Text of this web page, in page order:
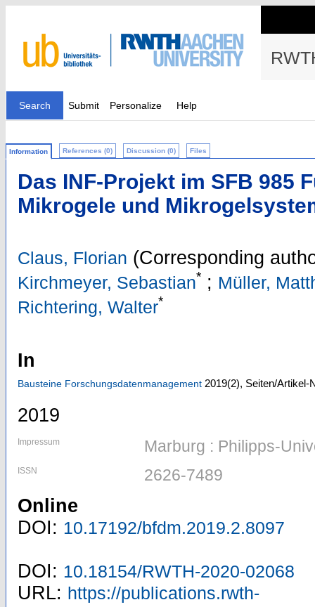
Search Submit Personalize Help
Information References (0) Discussion (0) Files
Das INF-Projekt im SFB 985
Mikrogele und
Claus, Florian (Corresponding
Kirchmeyer, Sebastian* ; Müller,
Richtering, Walter*
In
Bausteine Forschungsdatenmanagement 2019(2), Seiten/Artikel-
2019
Impressum Marburg : Philipps-
ISSN 2626-7489
Online
DOI: 10.17192/bfdm.2019.2.8097
DOI: 10.18154/RWTH-2020-02068
URL: https://publications.rwth-